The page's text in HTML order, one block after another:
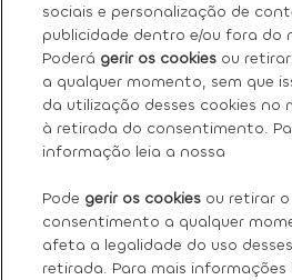
Os nossos serviços
FAQ
Termos e condições gerais
Ayvens
sociais e personalização de
publicidade dentro e/ou fora do
Poderá gerir os cookies ou
a qualquer momento, sem que
da utilização desses cookies
à retirada do consentimento.
informação leia a nossa
Pode gerir os cookies ou retirar o
consentimento a qualquer
afeta a legalidade do uso
retirada. Para mais informações